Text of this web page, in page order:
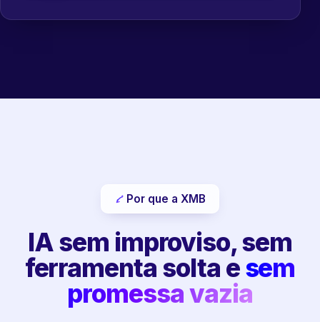
Por que a XMB
IA sem improviso, sem
ferramenta solta esem
promessa vazia